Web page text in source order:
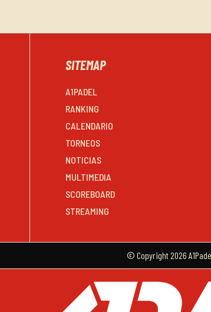
SITEMAP
A1PADEL
RANKING
CALENDARIO
TORNEOS
NOTICIAS
MULTIMEDIA
SCOREBOARD
STREAMING
© Copyright 2026